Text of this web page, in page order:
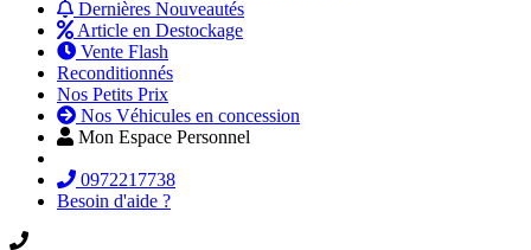
Dernières Nouveautés
Article en Destockage
Vente Flash
Reconditionnés
Nos Petits Prix
Nos Véhicules en concession
Mon Espace Personnel
0972217738
Besoin d'aide ?